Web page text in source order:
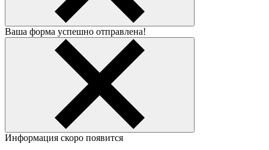
Ваша форма успешно отправлена!
Информация скоро появится